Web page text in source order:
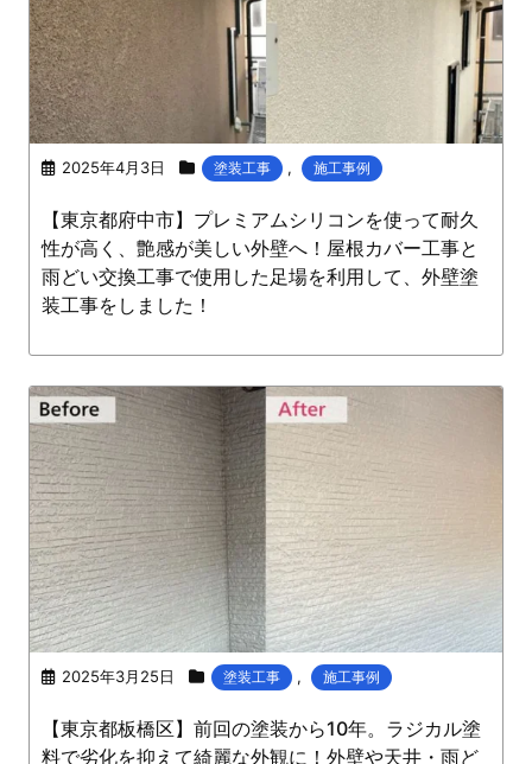
2025年4月3日 塗装工事 , 施工事例
【東京都府中市】プレミアムシリコンを使って耐久
性が高く、艶感が美しい外壁へ！屋根カバー工事と
雨どい交換工事で使用した足場を利用して、外壁塗
装工事をしました！
2025年3月25日 塗装工事 , 施工事例
【東京都板橋区】前回の塗装から10年。ラジカル塗
料で劣化を抑えて綺麗な外観に！外壁や天井・雨ど